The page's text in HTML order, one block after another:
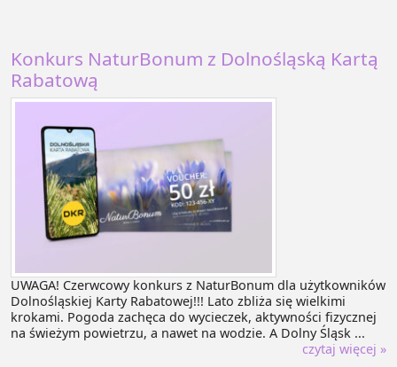
Konkurs NaturBonum z Dolnośląską Kartą
Rabatową
UWAGA! Czerwcowy konkurs z NaturBonum dla użytkowników
Dolnośląskiej Karty Rabatowej!!! Lato zbliża się wielkimi
krokami. Pogoda zachęca do wycieczek, aktywności fizycznej
na świeżym powietrzu, a nawet na wodzie. A Dolny Śląsk ...
czytaj więcej »